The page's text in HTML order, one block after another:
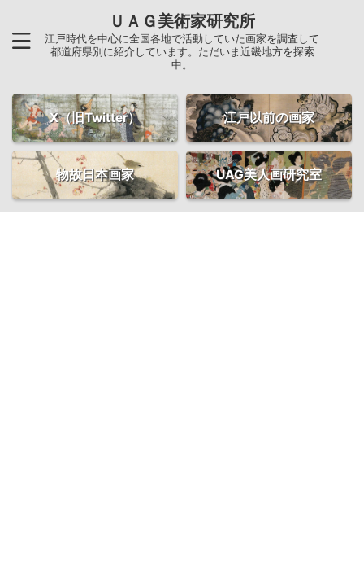
ＵＡＧ美術家研究所
江戸時代を中心に全国各地で活動していた画家を調査して
都道府県別に紹介しています。ただいま近畿地方を探索
中。
X（旧Twitter） 江戸以前の画家
物故日本画家 UAG美人画研究室